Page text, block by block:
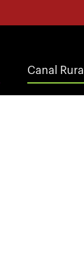
Canal Rural